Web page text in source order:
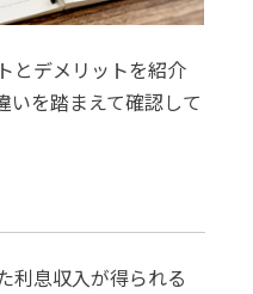
とデメリットを紹介
いを踏まえて確認して
利息収入が得られる